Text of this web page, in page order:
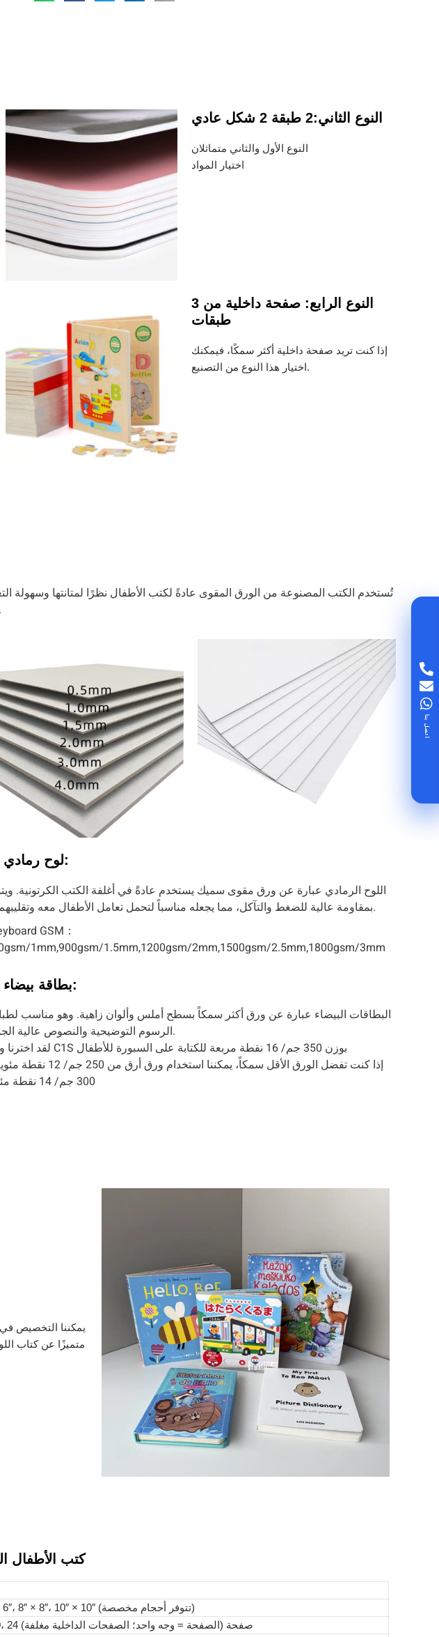
النوع الثاني:2 طبقة 2 شكل عادي
النوع الأول والثاني متماثلان
اختيار المواد
النوع الرابع: صفحة داخلية من 3
طبقات
إذا كنت تريد صفحة داخلية أكثر سمكًا، فيمكنك
اختيار هذا النوع من التصنيع.
تُستخدم الكتب المصنوعة من الورق المقوى عادةً لكتب الأطفال نظرًا لمتانتها وسهولة
معها.
A. لوح رمادي:
اللوح الرمادي عبارة عن ورق مقوى سميك يستخدم عادةً في أغلفة الكتب الكرتونية.
بمقاومة عالية للضغط والتآكل، مما يجعله مناسباً لتحمل تعامل الأطفال معه وتقليبهم له.
GSM：
1mm,900gsm/1.5mm,1200gsm/2mm,1500gsm/2.5mm,1800gsm/3mm
B. بطاقة بيضاء:
البطاقات البيضاء عبارة عن ورق أكثر سمكاً بسطح أملس وألوان زاهية. وهو مناسب
الرسوم التوضيحية والنصوص عالية الجودة.
لقد اخترنا ورق C1S بوزن 350 جم/ 16 نقطة مربعة للكتابة على السبورة للأطفال
إذا كنت تفضل الورق الأقل سمكاً، يمكننا استخدام ورق أرق
300 جم/ 14 نقطة مئوية
يمكننا التخصيص في
متميزًا عن كتاب
كتب الأطفال
5.5″ × 8″، 6″ × 6″، 8″ × 8″، 10″ × 10″ (تتوفر أحجام مخصصة)
12، 16، 16، 20، 24 صفحة (الصفحة = وجه واحد؛ الصفحات الداخلية مغلفة)
اتصل بنا